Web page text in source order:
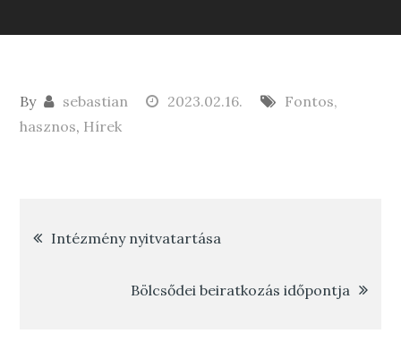
By sebastian 2023.02.16.
Fontos,
hasznos, Hírek
Bejegyzés
navigáció
Intézmény nyitvatartása
Bölcsődei beiratkozás időpontja